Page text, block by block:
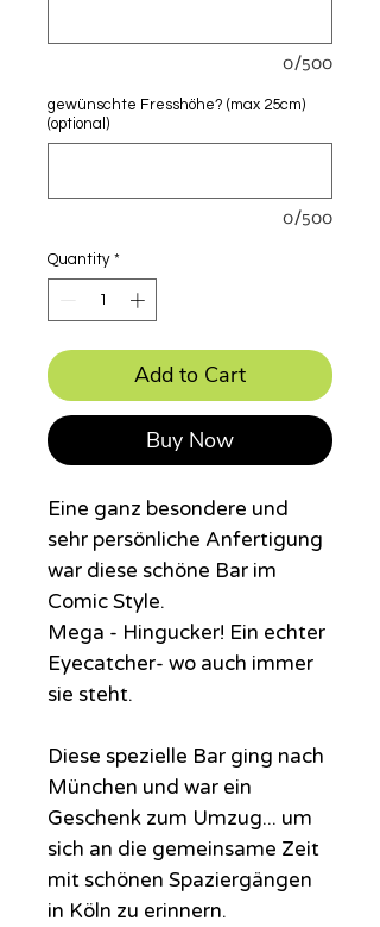
0/500
gewünschte Fresshöhe? (max 25cm)
(optional)
0/500
Quantity *
Add to Cart
Buy Now
Eine ganz besondere und
sehr persönliche Anfertigung
war diese schöne Bar im
Comic Style.
Mega - Hingucker! Ein echter
Eyecatcher- wo auch immer
sie steht.
Diese spezielle Bar ging nach
München und war ein
Geschenk zum Umzug... um
sich an die gemeinsame Zeit
mit schönen Spaziergängen
in Köln zu erinnern.